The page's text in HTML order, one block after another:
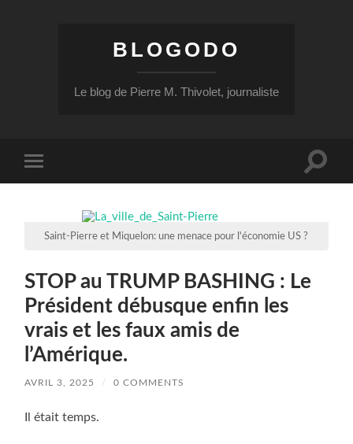
BLOGODO
Le blog de Pierre M. Thivolet, journaliste
mobile
Toggle
Saint-Pierre et Miquelon: une menace pour l'économie US ?
STOP au TRUMP BASHING : Le
Président débusque enfin les
vrais et les faux amis de
l’Amérique.
AVRIL 3, 2025 / 0 COMMENTS
Il était temps.